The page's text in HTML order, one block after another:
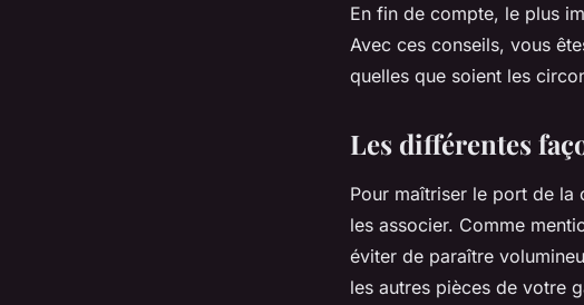
En fin de compte, le plus
Avec ces conseils, vous
quelles que soient les
Les différentes
Pour maîtriser le port de la
les associer. Comme
éviter de paraître
les autres pièces de votre